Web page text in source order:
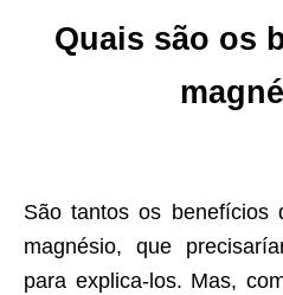
Quais são os
São tantos os benefícios
magnésio, que
para explica-los. Mas,